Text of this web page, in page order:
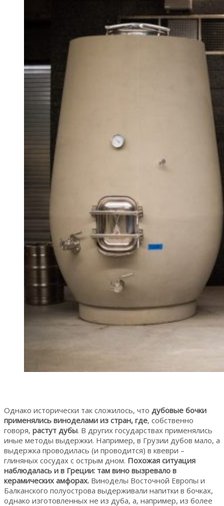
Однако исторически так сложилось, что дубовые бочки
применялись виноделами из стран, где, собственно
говоря, растут дубы. В других государствах применялись
иные методы выдержки. Например, в Грузии дубов мало, а
выдержка проводилась (и проводится) в квеври –
глиняных сосудах с острым дном. Похожая ситуация
наблюдалась и в Греции: там вино вызревало в
керамических амфорах. Виноделы Восточной Европы и
Балканского полуострова выдерживали напитки в бочках,
однако изготовленных не из дуба, а, например, из более